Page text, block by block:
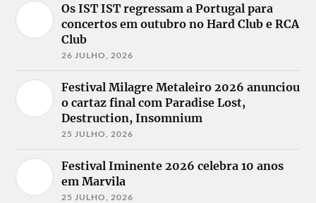
Os IST IST regressam a Portugal para
concertos em outubro no Hard Club e RCA
Club
26 JULHO, 2026
Festival Milagre Metaleiro 2026 anunciou
o cartaz final com Paradise Lost,
Destruction, Insomnium
25 JULHO, 2026
Festival Iminente 2026 celebra 10 anos
em Marvila
25 JULHO, 2026